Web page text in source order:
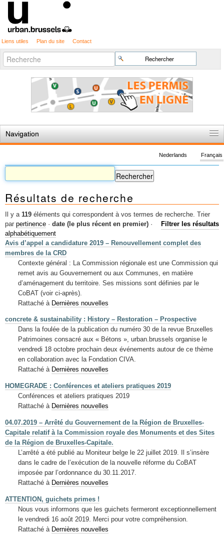
Liens utiles Plan du site Contact
Chercher par
Recherche
avancée…
Navigation
Règles du jeu
Permis d'urbanisme
Cartographie
Etudes et publications
Mots-clés
Renseignements urbanistiques
Français
Nederlands
Résultats de recherche
Il y a 119 éléments qui correspondent à vos termes de recherche.
Filtrer les résultats
Trier
par pertinence · date (le plus récent en premier) ·
alphabétiquement
Avis d’appel a candidature 2019 – Renouvellement complet des
membres de la CRD
Contexte général : La Commission régionale est une Commission qui
remet avis au Gouvernement ou aux Communes, en matière
d’aménagement du territoire. Ses missions sont définies par le
CoBAT (voir ci-après).
Rattaché à Dernières nouvelles
concrete & sustainability : History – Restoration – Prospective
Dans la foulée de la publication du numéro 30 de la revue Bruxelles
Patrimoines consacré aux « Bétons », urban.brussels organise le
vendredi 18 octobre prochain deux événements autour de ce thème
en collaboration avec la Fondation CIVA.
Rattaché à Dernières nouvelles
HOMEGRADE : Conférences et ateliers pratiques 2019
Conférences et ateliers pratiques 2019
Rattaché à Dernières nouvelles
04.07.2019 – Arrêté du Gouvernement de la Région de Bruxelles-
Capitale relatif à la Commission royale des Monuments et des Sites
de la Région de Bruxelles-Capitale.
L’arrêté a été publié au Moniteur belge le 22 juillet 2019. Il s’insère
dans le cadre de l’exécution de la nouvelle réforme du CoBAT
imposée par l’ordonnance du 30.11.2017.
Rattaché à Dernières nouvelles
ATTENTION, guichets primes !
Nous vous informons que les guichets fermeront exceptionnellement
le vendredi 16 août 2019. Merci pour votre compréhension.
Rattaché à Dernières nouvelles